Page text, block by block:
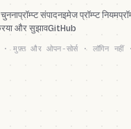
प्रॉम्प्ट संपादनइमेज प्रॉम्प्ट नियम
और सुझावGitHub
·मुफ़्त और ओपन-सोर्स · लॉगिन